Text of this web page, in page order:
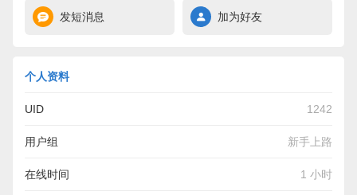
发短消息 加为好友
个人资料
UID 1242
用户组 新手上路
在线时间 1 小时